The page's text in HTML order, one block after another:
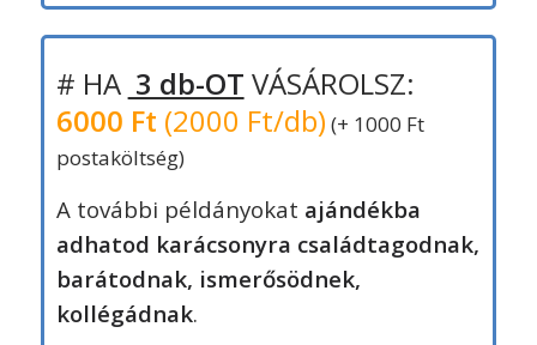
# HA 3 db-OT VÁSÁROLSZ:
6000 Ft (2000 Ft/db) (+ 1000 Ft
postaköltség)
A további példányokat ajándékba
adhatod karácsonyra családtagodnak,
barátodnak, ismerősödnek,
kollégádnak.